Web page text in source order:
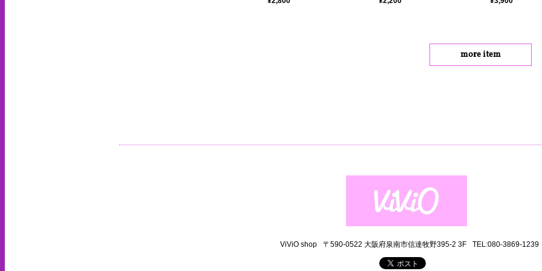
more item
ViViO shop 〒590-0522 大阪府泉南市信達牧野395-2 3F TEL:080-3869-1239